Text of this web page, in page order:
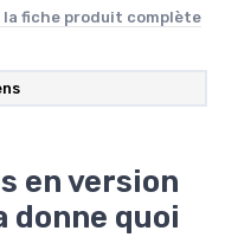
la fiche produit complète
en version
donne quoi